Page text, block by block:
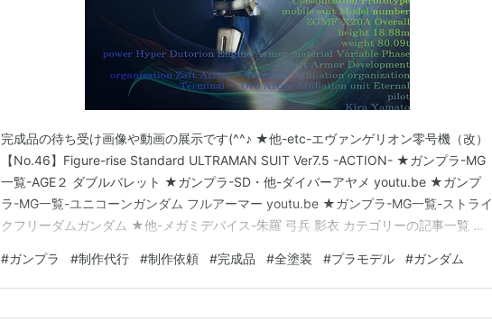
完成品の待ち受け画像や動画の展示です(^^♪ ★他-etc-エヴァンゲリオン零号機（改）
【No.46】Figure-rise Standard ULTRAMAN SUIT Ver7.5 -ACTION- ★ガンプラ-MG
一覧-AGE２ ダブルバレット ★ガンプラ-SD・他-ダイバーアヤメ youtu.be ★ガンプ
ラ-MG一覧-ユニコーンガンダム フルアーマー youtu.be ★ガンプラ-MG一覧-ストライ
クフリーダムガンダム ★他-メガミデバイス-朱羅 弓兵 影衣 カテゴリーの記事一覧 ★
ュ ★ガ…
#ガンプラ #制作代行 #制作依頼 #完成品 #全塗装 #プラモデル #ガンダム